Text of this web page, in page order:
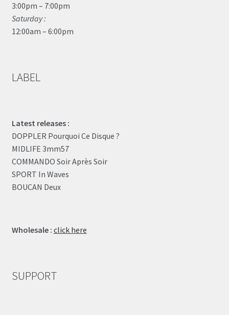
3:00pm – 7:00pm
Saturday :
12:00am – 6:00pm
LABEL
Latest releases :
DOPPLER Pourquoi Ce Disque ?
MIDLIFE 3mm57
COMMANDO Soir Après Soir
SPORT In Waves
BOUCAN Deux
Wholesale : click here
SUPPORT